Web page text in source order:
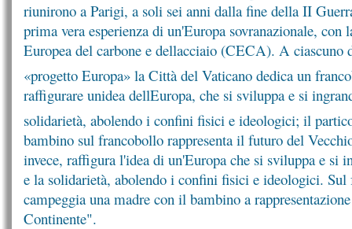
riunirono a Parigi, a soli sei anni dalla fine della II
prima vera esperienza di un'Europa sovranazionale, con
Europea del carbone e dellacciaio (CECA). A ciascuno
«progetto Europa» la Città del Vaticano dedica un
raffigurare unidea dellEuropa, che si sviluppa e si
solidarietà, abolendo i confini fisici e ideologici; il
bambino sul francobollo rappresenta il futuro del
invece, raffigura l'idea di un'Europa che si sviluppa e si
e la solidarietà, abolendo i confini fisici e ideologici.
campeggia una madre con il bambino a
Continente".